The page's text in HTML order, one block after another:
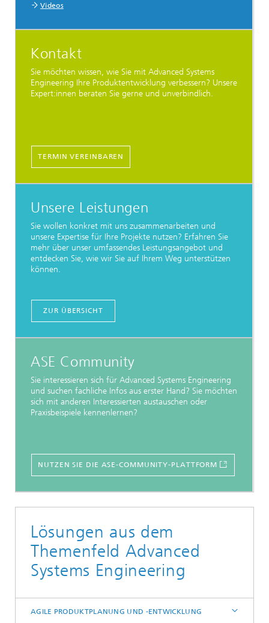
Videos
Kontakt
Sie möchten wissen, wie Sie mit Advanced Systems
Engineering Ihre Produktentwicklung verbessern? Unsere
Expert:innen beraten Sie gerne und unverbindlich.
TERMIN VEREINBAREN
Unsere Leistungen
Sie wollen konkret mit uns zusammenarbeiten und
unsere Expertise für Ihre Projekte nutzen? Erfahren Sie
mehr über unser umfassendes Leistungsangebot und
entdecken Sie, wie wir Sie auf Ihrem Weg unterstützen
können.
ZUR ÜBERSICHT
ASE Community
Sie interessieren sich für Advanced Systems Engineering
und suchen fachliche Infos aus erster Hand? Sie möchten
sich mit anderen Interessierten austauschen oder
Praxisbeispiele kennenlernen?
NUTZEN SIE DIE ASE-COMMUNITY-PLATTFORM
Lösungen aus dem
Themenfeld Advanced
Systems Engineering
AGILE PRODUKTPLANUNG UND -ENTWICKLUNG